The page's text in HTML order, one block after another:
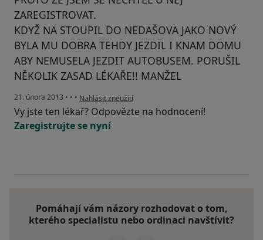
ZAREGISTROVAT.
KDYŽ NA STOUPIL DO NEDAŠOVA JAKO NOVÝ
BYLA MU DOBRA TEHDY JEZDIL I KNAM DOMU
ABY NEMUSELA JEZDIT AUTOBUSEM. PORUŠIL
NĚKOLIK ZASAD LÉKAŘE!! MANŽEL
21. února 2013 • • • podle názoru uživatele Váš účet byl odstraněn
Nahlásit zneužití
Vy jste ten lékař? Odpovězte na hodnocení!
Zaregistrujte se nyní
Pomáhají vám názory rozhodovat o tom,
kterého specialistu nebo ordinaci navštívit?